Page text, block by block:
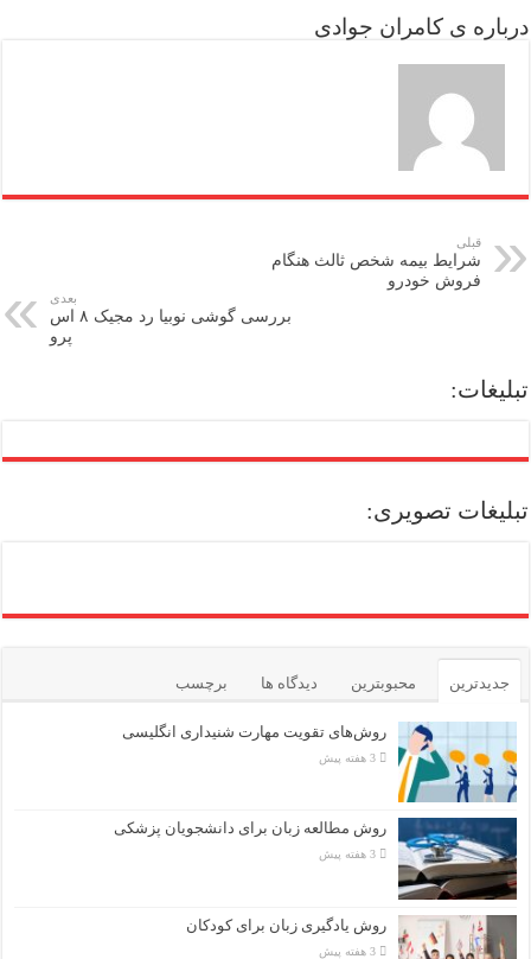
درباره ی کامران جوادی
قبلی
شرایط بیمه شخص ثالث هنگام
فروش خودرو
بعدی
بررسی گوشی نوبیا رد مجیک ۸ اس
پرو
تبلیغات:
تبلیغات تصویری:
جدیدترین محبوبترین دیدگاه ها برچسب
روش‌های تقویت مهارت شنیداری انگلیسی
3 هفته پیش
روش مطالعه زبان برای دانشجویان پزشکی
3 هفته پیش
روش یادگیری زبان برای کودکان
3 هفته پیش